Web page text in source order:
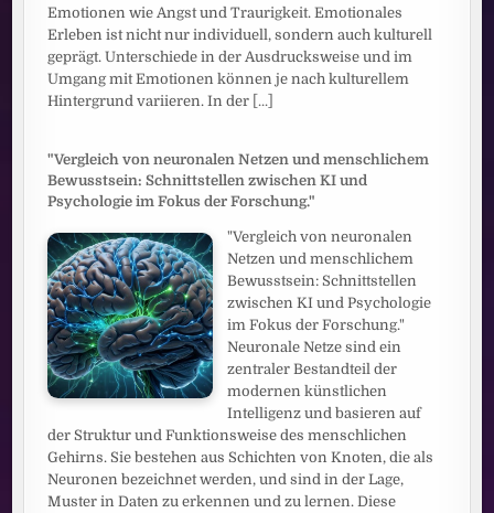
Emotionen wie Angst und Traurigkeit. Emotionales
Erleben ist nicht nur individuell, sondern auch kulturell
geprägt. Unterschiede in der Ausdrucksweise und im
Umgang mit Emotionen können je nach kulturellem
Hintergrund variieren. In der [...]
"Vergleich von neuronalen Netzen und menschlichem
Bewusstsein: Schnittstellen zwischen KI und
Psychologie im Fokus der Forschung."
"Vergleich von neuronalen
Netzen und menschlichem
Bewusstsein: Schnittstellen
zwischen KI und Psychologie
im Fokus der Forschung."
Neuronale Netze sind ein
zentraler Bestandteil der
modernen künstlichen
Intelligenz und basieren auf
der Struktur und Funktionsweise des menschlichen
Gehirns. Sie bestehen aus Schichten von Knoten, die als
Neuronen bezeichnet werden, und sind in der Lage,
Muster in Daten zu erkennen und zu lernen. Diese